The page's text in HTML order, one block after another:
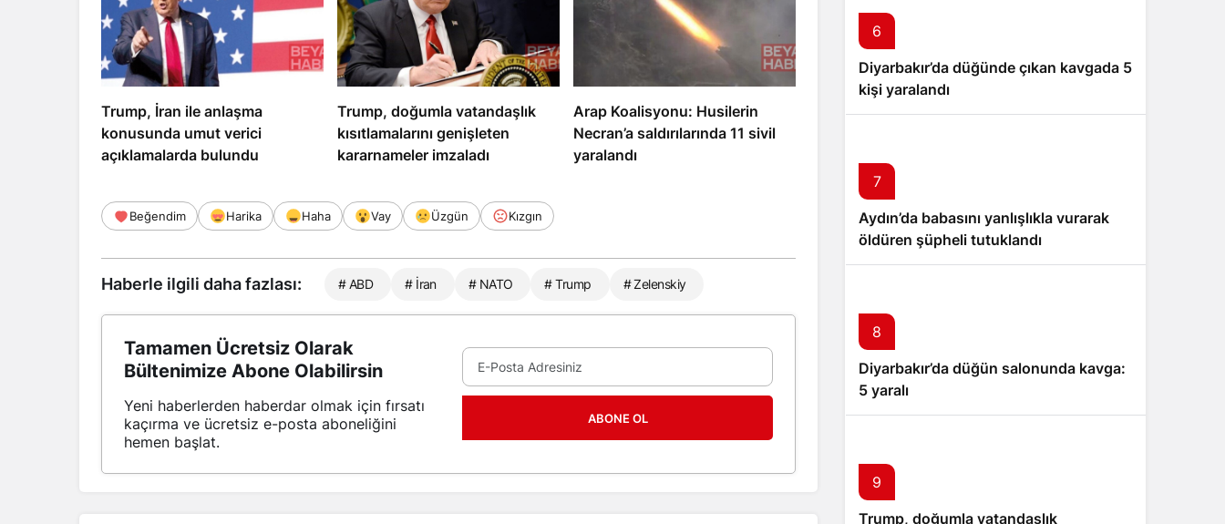
Trump, İran ile anlaşma
konusunda umut verici
açıklamalarda bulundu
Trump, doğumla vatandaşlık
kısıtlamalarını genişleten
kararnameler imzaladı
Arap Koalisyonu: Husilerin
Necran’a saldırılarında 11 sivil
yaralandı
Beğendim Harika Haha Vay Üzgün Kızgın
Haberle ilgili daha fazlası: # ABD # İran # NATO # Trump # Zelenskiy
Tamamen Ücretsiz Olarak
Bültenimize Abone Olabilirsin
Yeni haberlerden haberdar olmak için fırsatı
kaçırma ve ücretsiz e-posta aboneliğini
hemen başlat.
ABONE OL
6
Diyarbakır’da düğünde çıkan kavgada 5
kişi yaralandı
7
Aydın’da babasını yanlışlıkla vurarak
öldüren şüpheli tutuklandı
8
Diyarbakır’da düğün salonunda kavga:
5 yaralı
9
Trump, doğumla vatandaşlık